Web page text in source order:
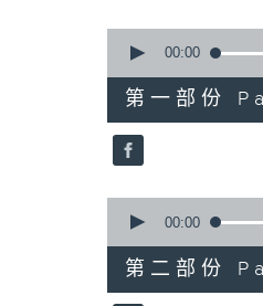
90%
seconds
55
minutes,
0
seconds
90%
00:00
第一部份
seconds
55
minutes,
9
00:00
第二部份